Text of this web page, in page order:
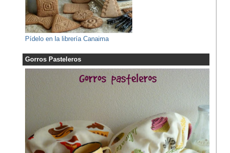
Pídelo en la librería Canaima
Gorros Pasteleros